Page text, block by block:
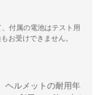
付属の電池はテスト用
お受けできません。
ヘルメットの耐用年